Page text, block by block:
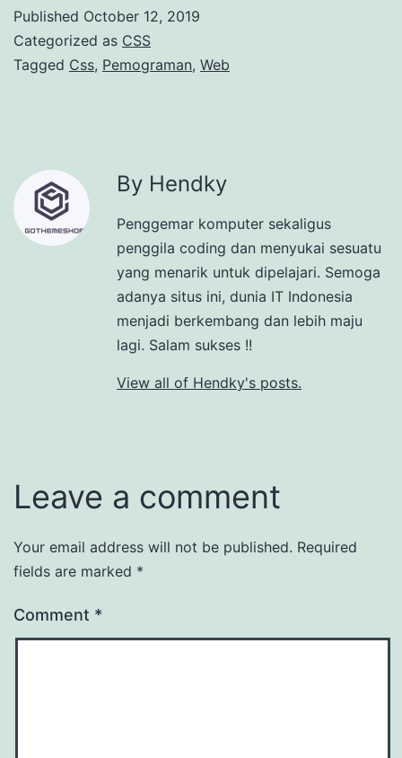
Published October 12, 2019
Categorized as CSS
Tagged Css, Pemograman, Web
By Hendky
Penggemar komputer sekaligus
penggila coding dan menyukai sesuatu
yang menarik untuk dipelajari. Semoga
adanya situs ini, dunia IT Indonesia
menjadi berkembang dan lebih maju
lagi. Salam sukses !!
View all of Hendky's posts.
Leave a comment
Your email address will not be published. Required
fields are marked *
Comment *